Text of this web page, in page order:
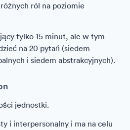
ról na poziomie
tylko 15 minut, ale w tym
na 20 pytań (siedem
i siedem abstrakcyjnych).
jednostki.
i interpersonalny i ma na celu